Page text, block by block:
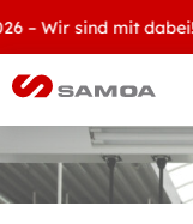
Wir sind mit dabei!